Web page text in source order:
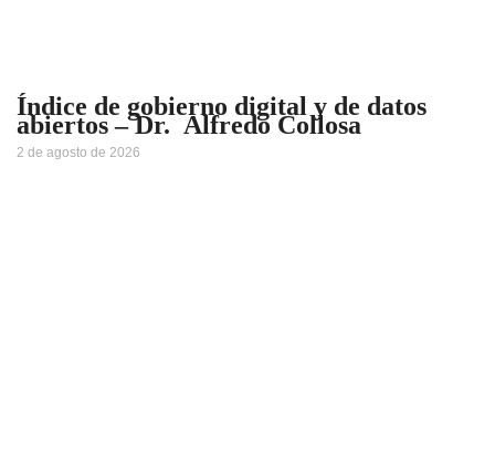
Índice de gobierno digital y de datos
abiertos – Dr. Alfredo Collosa
2 de agosto de 2026